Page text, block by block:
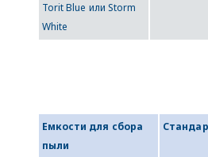
Torit Blue или Storm
White
Емкости для сбора
пыли